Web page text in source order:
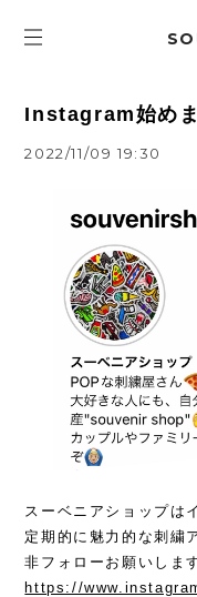
Instagram始めま
2022/11/09 19:30
スーベニアショップは
定期的に魅力的な刺繍
非フォローお願いしま
https://